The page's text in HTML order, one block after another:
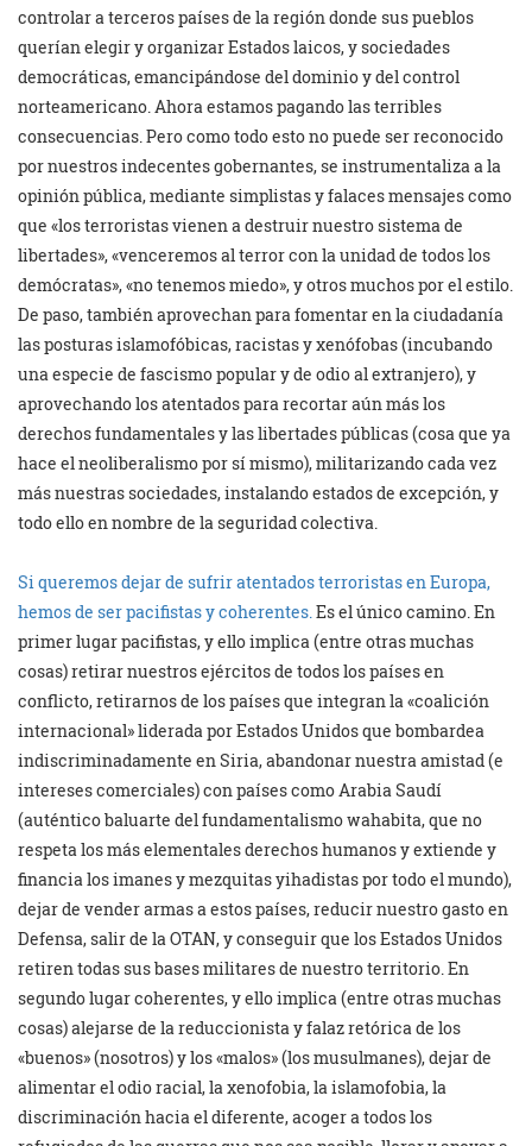
controlar a terceros países de la región donde sus pueblos
querían elegir y organizar Estados laicos, y sociedades
democráticas, emancipándose del dominio y del control
norteamericano. Ahora estamos pagando las terribles
consecuencias. Pero como todo esto no puede ser reconocido
por nuestros indecentes gobernantes, se instrumentaliza a la
opinión pública, mediante simplistas y falaces mensajes como
que «los terroristas vienen a destruir nuestro sistema de
libertades», «venceremos al terror con la unidad de todos los
demócratas», «no tenemos miedo», y otros muchos por el estilo.
De paso, también aprovechan para fomentar en la ciudadanía
las posturas islamofóbicas, racistas y xenófobas (incubando
una especie de fascismo popular y de odio al extranjero), y
aprovechando los atentados para recortar aún más los
derechos fundamentales y las libertades públicas (cosa que ya
hace el neoliberalismo por sí mismo), militarizando cada vez
más nuestras sociedades, instalando estados de excepción, y
todo ello en nombre de la seguridad colectiva.
Si queremos dejar de sufrir atentados terroristas en Europa,
hemos de ser pacifistas y coherentes.Es el único camino. En
primer lugar pacifistas, y ello implica (entre otras muchas
cosas) retirar nuestros ejércitos de todos los países en
conflicto, retirarnos de los países que integran la «coalición
internacional» liderada por Estados Unidos que bombardea
indiscriminadamente en Siria, abandonar nuestra amistad (e
intereses comerciales) con países como Arabia Saudí
(auténtico baluarte del fundamentalismo wahabita, que no
respeta los más elementales derechos humanos y extiende y
financia los imanes y mezquitas yihadistas por todo el mundo),
dejar de vender armas a estos países, reducir nuestro gasto en
Defensa, salir de la OTAN, y conseguir que los Estados Unidos
retiren todas sus bases militares de nuestro territorio. En
segundo lugar coherentes, y ello implica (entre otras muchas
cosas) alejarse de la reduccionista y falaz retórica de los
«buenos» (nosotros) y los «malos» (los musulmanes), dejar de
alimentar el odio racial, la xenofobia, la islamofobia, la
discriminación hacia el diferente, acoger a todos los